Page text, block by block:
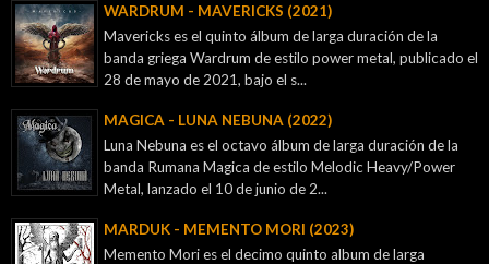
WARDRUM - MAVERICKS (2021)
Mavericks es el quinto álbum de larga duración de la
banda griega Wardrum de estilo power metal, publicado el
28 de mayo de 2021, bajo el s...
MAGICA - LUNA NEBUNA (2022)
Luna Nebuna es el octavo álbum de larga duración de la
banda Rumana Magica de estilo Melodic Heavy/Power
Metal, lanzado el 10 de junio de 2...
MARDUK - MEMENTO MORI (2023)
Memento Mori es el decimo quinto album de larga